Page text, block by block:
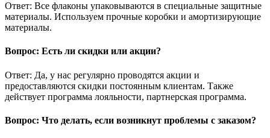
Ответ: Все флаконы упаковываются в специальные защитные
материалы. Используем прочные коробки и амортизирующие
материалы.
Вопрос: Есть ли скидки или акции?
Ответ: Да, у нас регулярно проводятся акции и
предоставляются скидки постоянным клиентам. Также
действует программа лояльности, партнерская программа.
Вопрос: Что делать, если возникнут проблемы с заказом?